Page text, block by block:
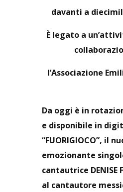
davanti a
È legato a
l’Associazione
Da oggi è in
e disponibile in
“FUORIGIOCO”, il
emozionante
cantautrice DENISE
al cantautore